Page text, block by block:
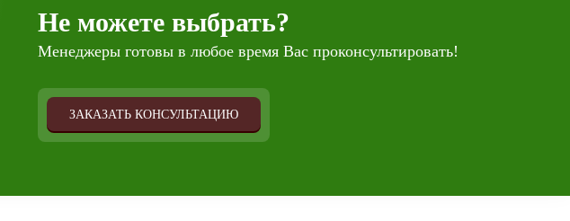
Не можете выбрать?
Менеджеры готовы в любое время Вас проконсультировать!
ЗАКАЗАТЬ КОНСУЛЬТАЦИЮ